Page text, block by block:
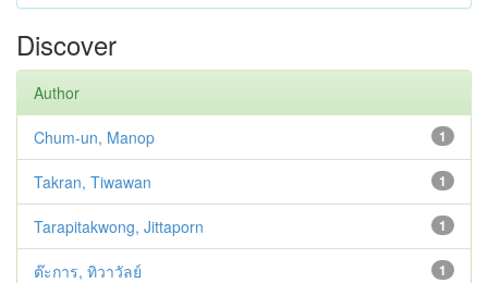
Discover
Author
1
Chum-un, Manop
1
Takran, Tiwawan
1
Tarapitakwong, Jittaporn
1
ต๊ะการ, ทิวาวัลย์